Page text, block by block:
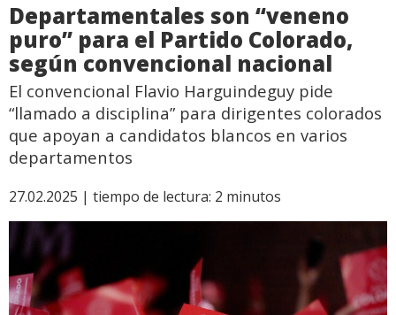
Departamentales son “veneno
puro” para el Partido Colorado,
según convencional nacional
El convencional Flavio Harguindeguy pide
“llamado a disciplina” para dirigentes colorados
que apoyan a candidatos blancos en varios
departamentos
27.02.2025 | tiempo de lectura: 2 minutos